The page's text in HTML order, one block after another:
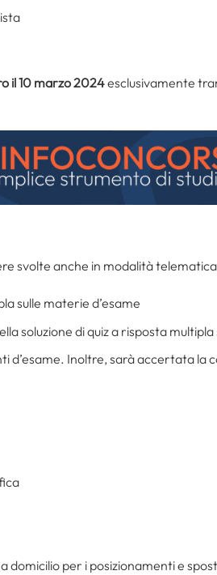
il 10 marzo 2024esclusivamente
svolte anche in modalità
sulle materie d’esame
soluzione di quiz a risposta
d’esame. Inoltre, sarà accertata la
domicilio per i posizionamenti e